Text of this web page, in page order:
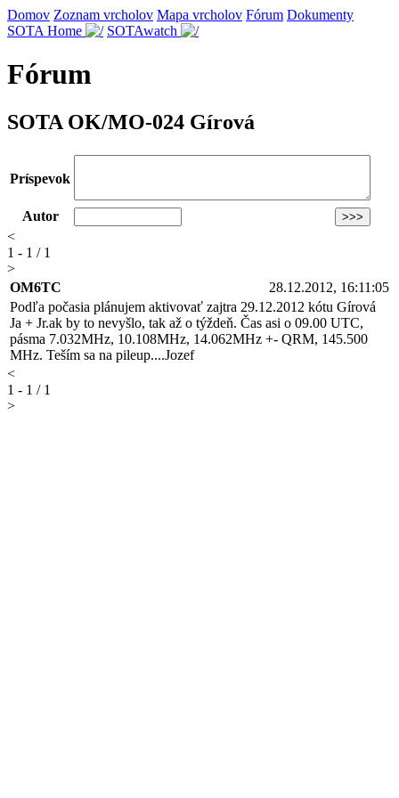
Domov Zoznam vrcholov Mapa vrcholov Fórum Dokumenty
SOTA Home
SOTAwatch
Fórum
SOTA OK/MO-024 Gírová
Príspevok
Autor
<
1 - 1 / 1
>
OM6TC
28.12.2012, 16:11:05
Podľa počasia plánujem aktivovať zajtra 29.12.2012 kótu Gírová
Ja + Jr.ak by to nevyšlo, tak až o týždeň. Čas asi o 09.00 UTC,
pásma 7.032MHz, 10.108MHz, 14.062MHz +- QRM, 145.500
MHz. Teším sa na pileup....Jozef
<
1 - 1 / 1
>